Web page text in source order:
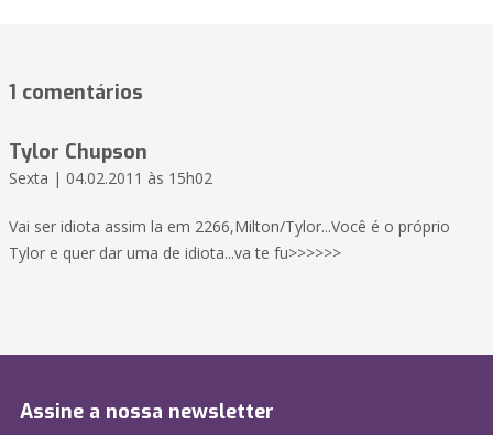
1 comentários
Tylor Chupson
Sexta | 04.02.2011 às 15h02
Vai ser idiota assim la em 2266,Milton/Tylor...Você é o próprio
Tylor e quer dar uma de idiota...va te fu>>>>>>
Assine a nossa newsletter